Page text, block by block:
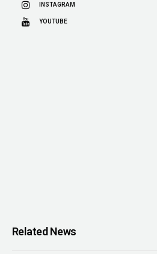
INSTAGRAM
YOUTUBE
Related News